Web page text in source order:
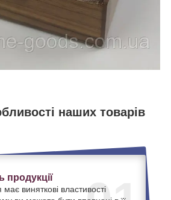
наших товарів
продукції
виняткові властивості